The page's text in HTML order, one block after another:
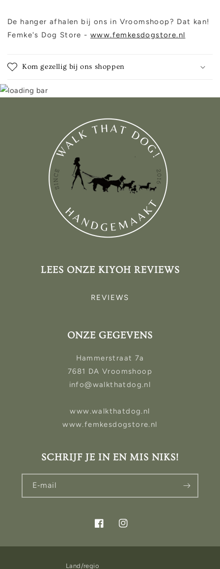
De hanger afhalen bij ons in Vroomshoop? Dat kan!
Femke's Dog Store - www.femkesdogstore.nl
Kom gezellig bij ons shoppen
LEES ONZE KIYOH REVIEWS
REVIEWS
ONZE GEGEVENS
Hammerstraat 7a
7681 DA Vroomshoop
info@walkthatdog.nl
www.walkthatdog.nl
www.femkesdogstore.nl
SCHRIJF JE IN EN MIS NIKS!
E‑mail
FacebookInstagram
Land/regio